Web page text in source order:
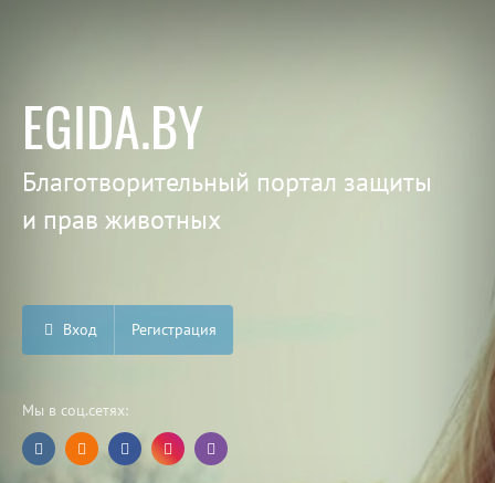
EGIDA.BY
Благотворительный портал защиты
и прав животных
Вход Регистрация
Мы в соц.сетях: